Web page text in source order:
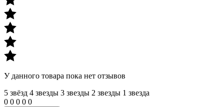
У данного товара пока нет отзывов
5 звёзд 4 звeзды 3 звeзды 2 звeзды 1 звeзда
0 0 0 0 0